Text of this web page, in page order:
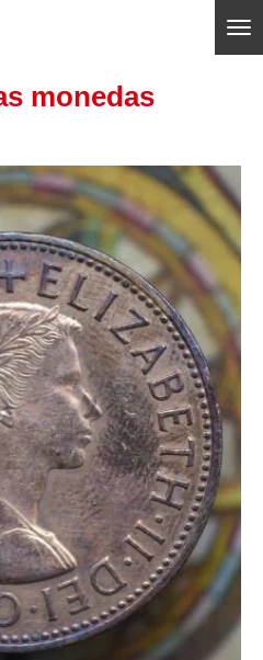
monedas